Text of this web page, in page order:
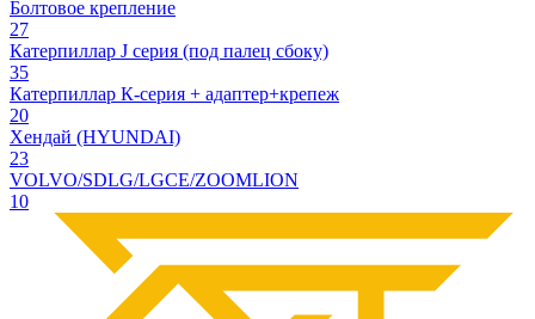
Болтовое крепление
27
Катерпиллар J серия (под палец сбоку)
35
Катерпиллар К-серия + адаптер+крепеж
20
Хендай (HYUNDAI)
23
VOLVO/SDLG/LGCE/ZOOMLION
10